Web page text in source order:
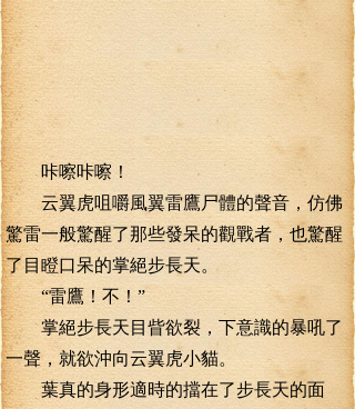
咔嚓咔嚓！
云翼虎咀嚼風翼雷鷹尸體的聲音，仿佛
驚雷一般驚醒了那些發呆的觀戰者，也驚醒
了目瞪口呆的掌絕步長天。
“雷鷹！不！”
掌絕步長天目眥欲裂，下意識的暴吼了
一聲，就欲沖向云翼虎小貓。
葉真的身形適時的擋在了步長天的面